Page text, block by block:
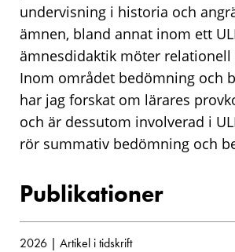
undervisning i historia och
ämnen, bland annat inom ett
ämnesdidaktik möter relationell
Inom området bedömning och
har jag forskat om lärares
och är dessutom involverad i
rör summativ bedömning och
Publikationer
2026 | Artikel i tidskrift